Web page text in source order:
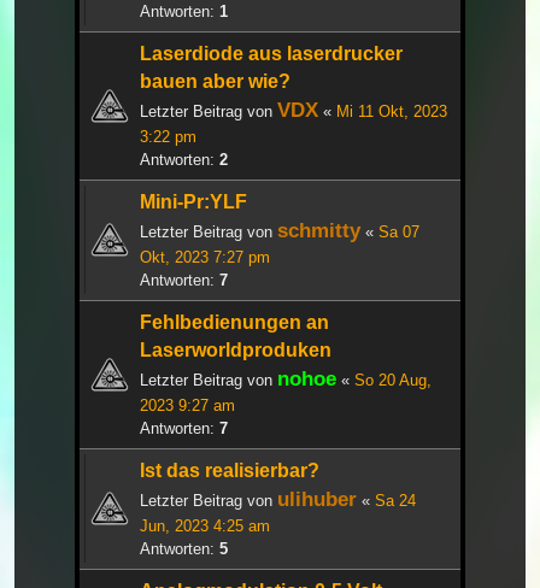
Antworten: 1
Laserdiode aus laserdrucker
bauen aber wie?
Letzter Beitrag von VDX « Mi 11 Okt, 2023
3:22 pm
Antworten: 2
Mini-Pr:YLF
Letzter Beitrag von schmitty« Sa 07
Okt, 2023 7:27 pm
Antworten: 7
Fehlbedienungen an
Laserworldproduken
Letzter Beitrag von nohoe « So 20 Aug,
2023 9:27 am
Antworten: 7
Ist das realisierbar?
Letzter Beitrag von ulihuber « Sa 24
Jun, 2023 4:25 am
Antworten: 5